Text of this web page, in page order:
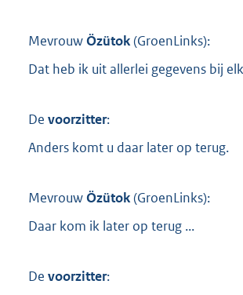
MevrouwÖzütok(GroenLinks):
Dat heb ik uit allerlei gegevens bij
De voorzitter:
Anders komt u daar later op terug.
MevrouwÖzütok(GroenLinks):
Daar kom ik later op terug ...
De voorzitter: